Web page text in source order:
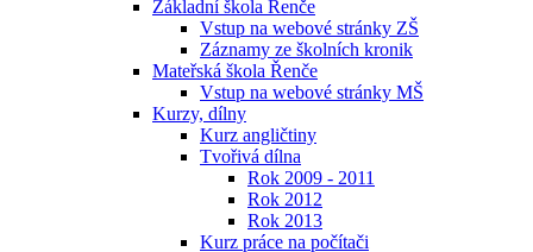
Základní škola Řenče
Vstup na webové stránky ZŠ
Záznamy ze školních kronik
Mateřská škola Řenče
Vstup na webové stránky MŠ
Kurzy, dílny
Kurz angličtiny
Tvořivá dílna
Rok 2009 - 2011
Rok 2012
Rok 2013
Kurz práce na počítači